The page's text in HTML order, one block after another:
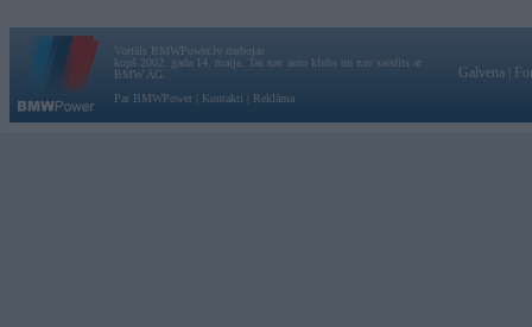
Vortāls BMWPower.lv darbojas
kopš 2002. gada 14. maija. Tas nav auto klubs un nav saistīts ar
BMW AG.
Par BMWPower
Kontakti Reklāma
Galvena